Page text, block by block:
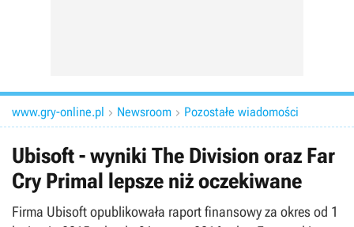
www.gry-online.pl  Newsroom  Pozostałe wiadomości
Ubisoft - wyniki The Division oraz Far
Cry Primal lepsze niż oczekiwane
Firma Ubisoft opublikowała raport finansowy za okres od 1